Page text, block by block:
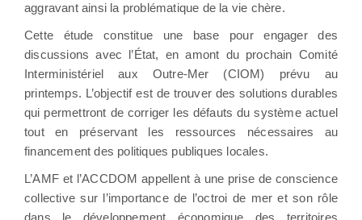
aggravant ainsi la problématique de la vie chère.
Cette étude constitue une base pour engager des
discussions avec l’État, en amont du prochain Comité
Interministériel aux Outre-Mer (CIOM) prévu au
printemps. L’objectif est de trouver des solutions durables
qui permettront de corriger les défauts du système actuel
tout en préservant les ressources nécessaires au
financement des politiques publiques locales.
L’AMF et l’ACCDOM appellent à une prise de conscience
collective sur l’importance de l’octroi de mer et son rôle